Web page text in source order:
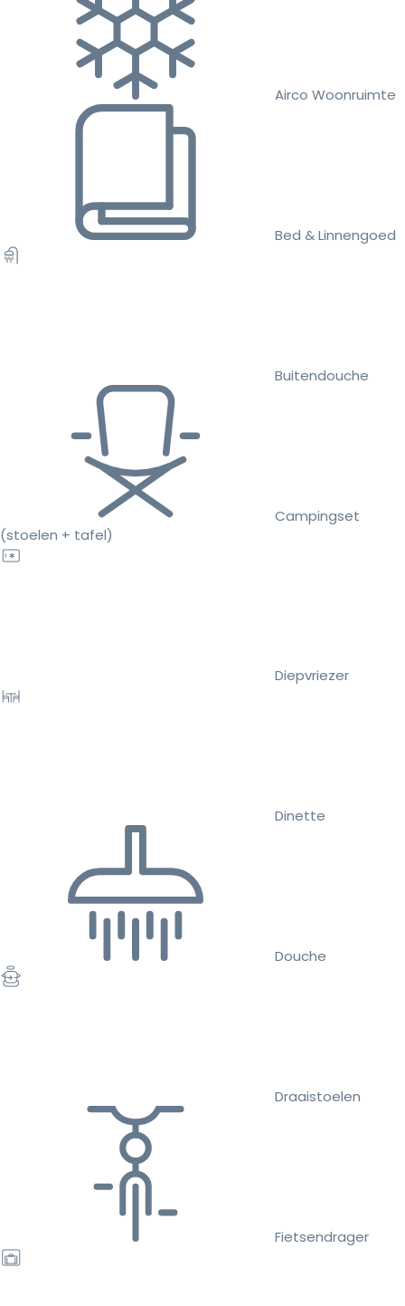
Airco Woonruimte
Bed & Linnengoed
Buitendouche
Campingset
(stoelen + tafel)
Diepvriezer
Dinette
Douche
Draaistoelen
Fietsendrager